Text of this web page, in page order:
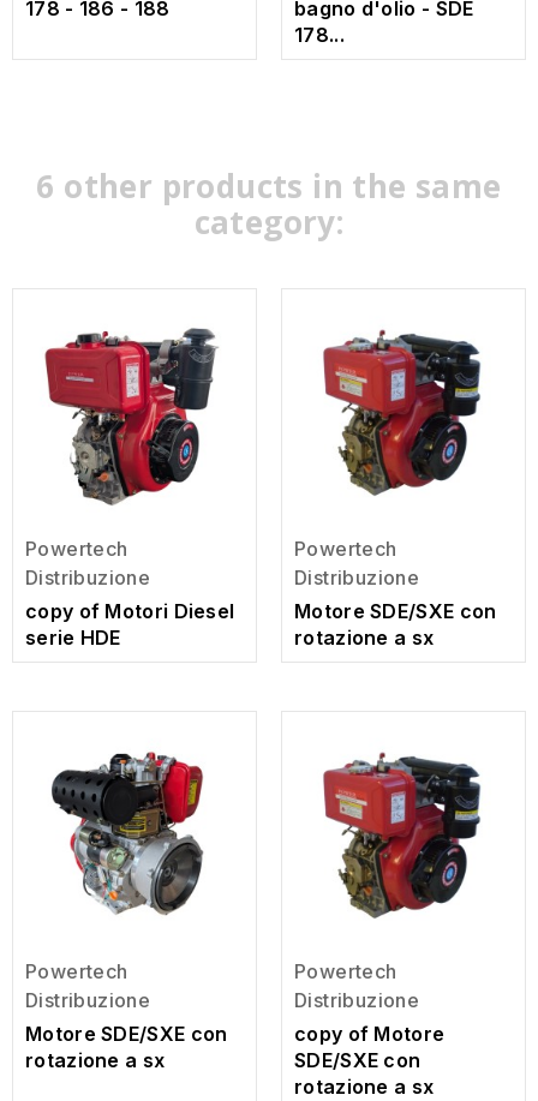
178 - 186 - 188
bagno d'olio - SDE
178...
6 other products in the same
category:
Powertech
Distribuzione
copy of Motori Diesel
serie HDE
Powertech
Distribuzione
Motore SDE/SXE con
rotazione a sx
Powertech
Distribuzione
Motore SDE/SXE con
rotazione a sx
Powertech
Distribuzione
copy of Motore
SDE/SXE con
rotazione a sx